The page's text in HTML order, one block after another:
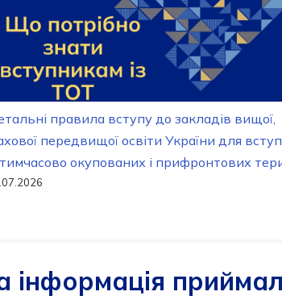
правила вступу до закладів вищої,
передвищої освіти України для
тимчасово окупованих і прифронтових